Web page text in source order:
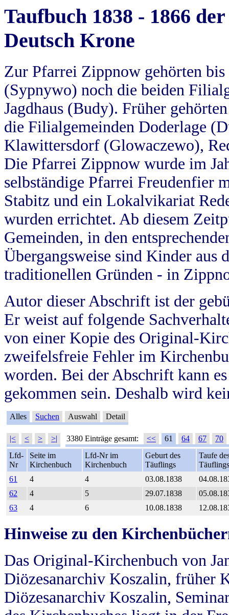
Taufbuch 1838 - 1866
Deutsch Krone
Zur Pfarrei Zippnow gehörten
(Sypnywo) noch die beiden
Jagdhaus (Budy). Früher
die Filialgemeinden Doderlage
Klawittersdorf (Glowaczewo),
Die Pfarrei Zippnow wurde im
selbständige Pfarrei Freudenfier
Stabitz und ein Lokalvikariat
wurden errichtet. Ab diesem
Gemeinden, in den
Übergangsweise sind Kinder aus
traditionellen Gründen - in
Autor dieser Abschrift ist der
Er weist auf folgende
von einer Kopie des Original-
zweifelsfreie Fehler im
worden. Bei der Abschrift kann
gekommen sein. Deshalb wird
Alles Suchen Auswahl Detail
|< < > >| 3380 Einträge gesamt: << 61 64 67
70
Lfd-
Nr
Seite im
Kirchenbuch
Lfd-Nr im
Kirchenbuch
Geburt des
Täuflings
Taufe
Täuflings
61
4 4 03.08.1838
62
4 5 29.07.1838
63
4 6 10.08.1838
Hinweise zu den
Das Original-Kirchenbuch von
Diözesanarchiv Koszalin, früher
Diözesanarchiv Koszalin,